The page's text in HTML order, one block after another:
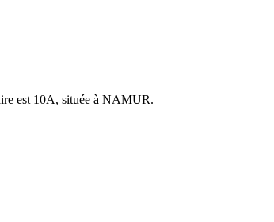
est 10A, située à NAMUR.